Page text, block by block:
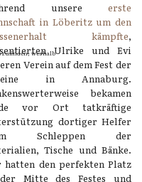
weshalb
unsere erste
in Löberitz um den
kämpfte,
Ulrike und Evi
Verein auf dem Fest der
in Annaburg.
bekamen
vor Ort tatkräftige
dortiger Helfer
Schleppen der
Tische und Bänke.
hatten den perfekten Platz
Mitte des Festes und